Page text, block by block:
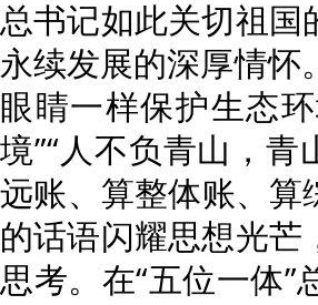
总书记如此关切祖
永续发展的深厚情怀
眼睛一样保护生态
境”“人不负青山，
远账、算整体账、
的话语闪耀思想光
思考。在“五位一体